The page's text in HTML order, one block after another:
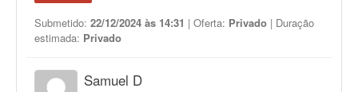
Submetido: 22/12/2024 às 14:31 | Oferta: Privado | Duração
estimada: Privado
Samuel D